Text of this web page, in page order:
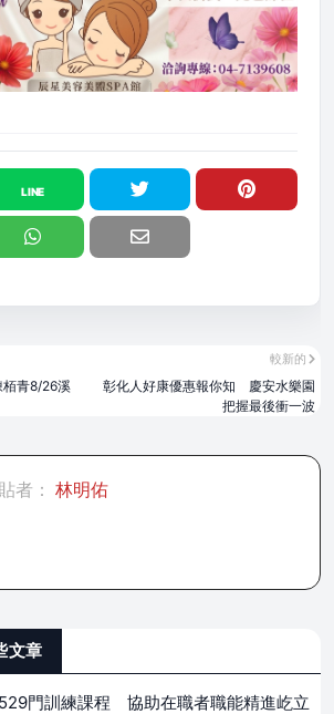
較新的
彰化人好康優惠報你知 慶安水樂園
把握最後衝一波
青8/26溪
者： 林明佑
文章
門訓練課程 協助在職者職能精進屹立